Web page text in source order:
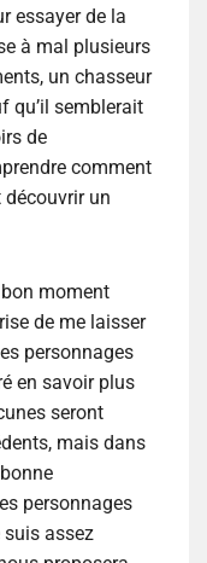
essayer de la
à mal plusieurs
un chasseur
qu’il semblerait
de
comment
découvrir un
moment
de me laisser
personnages
en savoir plus
seront
mais dans
personnages
suis assez